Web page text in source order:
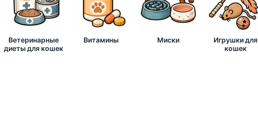
Ветеринарные
диеты для кошек
Витамины Миски
Игрушки для
кошек